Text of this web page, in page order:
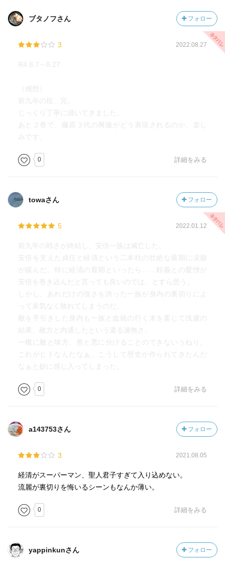
ブタノフさん フォロー
3 2022.08.27
R4.8.7～8.27
（感想）
前九年の役、完。
じっくり丁寧に描いてきました。
あと２巻で、藤原３代の興隆がどう表現されるのか、楽し
みです。
0 詳細をみる
towaさん フォロー
5 2022.01.12
前九年の戦さが終結し、安倍一族は滅亡した。
安倍を支えた貞任と経清という二本柱の壮絶な最期に涙腺
が緩んだ。特に経清の最期といったら……頼義との愛憎が
安倍を巻き込んだと言っても良いのでは、とすら思う。
しかし、あれだけの強さを誇った一族が身内の裏切りによ
って呆気なく敗れてしまうのだ。
敵を手引きした身内も一族と血統の行く末を案じて浅慮の
結果、敵方と内通したという遣る瀬無さ。
一概に敵と味方、善と悪に分けることのできないうねり。
これがヒトなんだなぁ、こうして歴史が作られてきたんだ
なぁと妙に感じ入ってしまった。
0 詳細をみる
a143753さん フォロー
3 2021.08.05
経清がスーパーマン、聖人君子すぎて入り込めない。
流麗が裏切りを悔いるシーンもなんか薄い。
0 詳細をみる
yappinkunさん フォロー